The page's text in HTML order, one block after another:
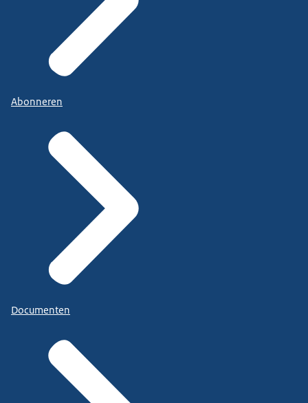
Abonneren
Documenten